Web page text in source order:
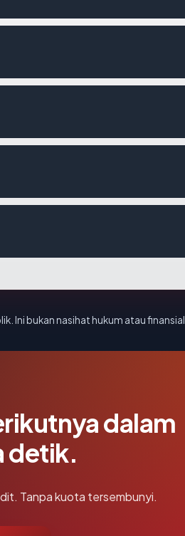
Ini bukan nasihat hukum atau finansial.
dalam
detik.
Tanpa kuota tersembunyi.